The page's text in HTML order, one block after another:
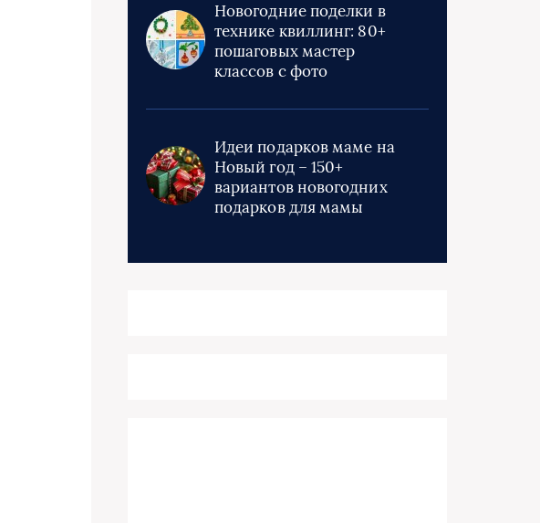
Новогодние поделки в
технике квиллинг: 80+
пошаговых мастер
классов с фото
Идеи подарков маме на
Новый год – 150+
вариантов новогодних
подарков для мамы